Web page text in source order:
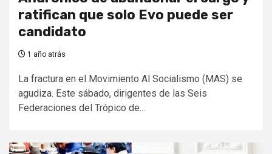
ratifican que solo Evo puede ser
candidato
1 año atrás
La fractura en el Movimiento Al Socialismo (MAS) se
agudiza. Este sábado, dirigentes de las Seis
Federaciones del Trópico de...